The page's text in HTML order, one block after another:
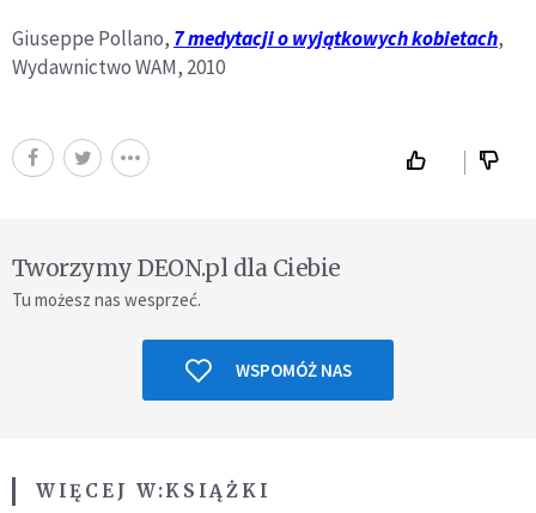
Giuseppe Pollano, 7 medytacji o wyjątkowych kobietach,
Wydawnictwo WAM, 2010
Tworzymy DEON.pl dla Ciebie
Tu możesz nas wesprzeć.
WSPOMÓŻ NAS
WIĘCEJ W:KSIĄŻKI